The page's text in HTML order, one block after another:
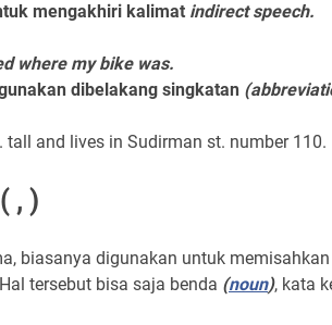
mengakhiri kalimat indirect speech.
where my bike was.
dibelakang singkatan
tall and lives in Sudirman st. number 110.
, )
biasanya digunakan untuk
tersebut bisa saja benda (noun), kata